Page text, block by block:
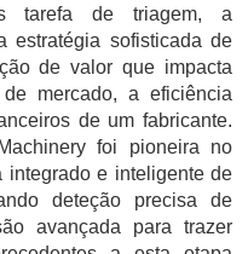
tarefa de triagem, a
estratégia sofisticada de
de valor que impacta
mercado, a eficiência
de um fabricante.
foi pioneira no
integrado e inteligente de
deteção precisa de
avançada para trazer